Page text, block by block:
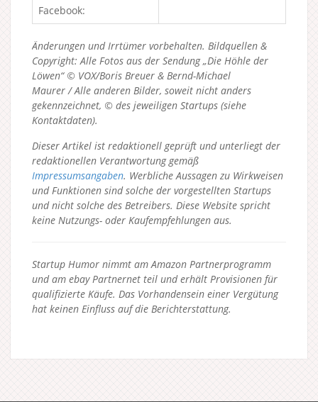
Facebook:
Änderungen und Irrtümer vorbehalten. Bildquellen &
Copyright: Alle Fotos aus der Sendung „Die Höhle der
Löwen“ © VOX/Boris Breuer & Bernd-Michael
Maurer / Alle anderen Bilder, soweit nicht anders
gekennzeichnet, © des jeweiligen Startups (siehe
Kontaktdaten).
Dieser Artikel ist redaktionell geprüft und unterliegt der
redaktionellen Verantwortung gemäß
Impressumsangaben. Werbliche Aussagen zu Wirkweisen
und Funktionen sind solche der vorgestellten Startups
und nicht solche des Betreibers. Diese Website spricht
keine Nutzungs- oder Kaufempfehlungen aus.
Startup Humor nimmt am Amazon Partnerprogramm
und am ebay Partnernet teil und erhält Provisionen für
qualifizierte Käufe. Das Vorhandensein einer Vergütung
hat keinen Einfluss auf die Berichterstattung.